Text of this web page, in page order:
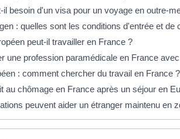
il besoin d'un visa pour un voyage en outre-
: quelles sont les conditions d'entrée et de
peut-il travailler en France ?
une profession paramédicale en France
: comment chercher du travail en France ?
au chômage en France après un séjour en
peuvent aider un étranger maintenu en